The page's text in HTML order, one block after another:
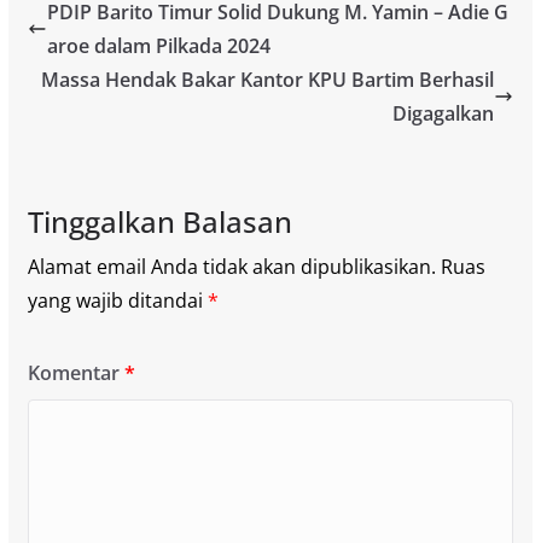
PDIP Barito Timur Solid Dukung M. Yamin – Adie G
aroe dalam Pilkada 2024
Massa Hendak Bakar Kantor KPU Bartim Berhasil
Digagalkan
Tinggalkan Balasan
Alamat email Anda tidak akan dipublikasikan. Ruas
yang wajib ditandai *
Komentar*